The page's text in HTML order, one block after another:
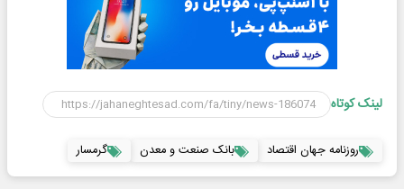
لینک کوتاه
روزنامه جهان اقتصاد بانک صنعت و معدن گرمسار